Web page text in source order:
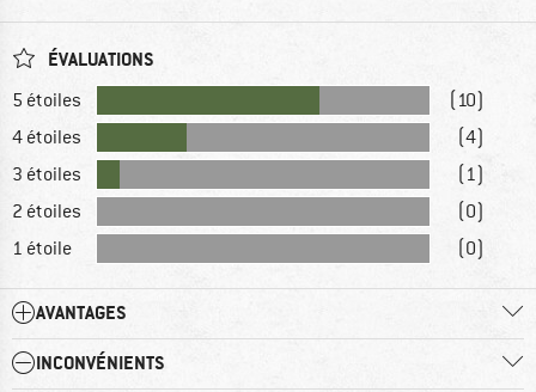
ÉVALUATIONS
5 étoiles
(10)
4 étoiles
(4)
3 étoiles
(1)
2 étoiles
(0)
1 étoile
(0)
AVANTAGES
INCONVÉNIENTS